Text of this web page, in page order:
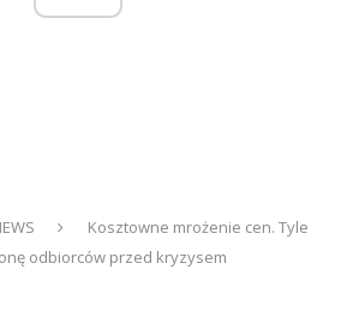
Kosztowne mrożenie cen. Tyle
odbiorców przed kryzysem